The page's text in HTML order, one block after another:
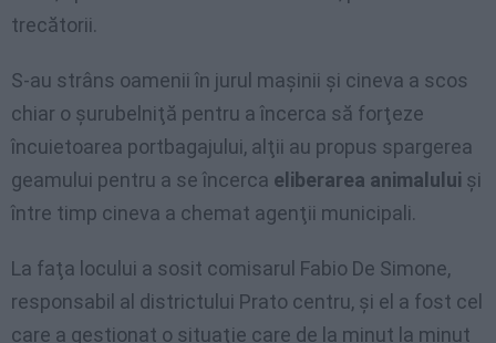
trecătorii.
S-au strâns oamenii în jurul maşinii şi cineva a scos
chiar o şurubelniţă pentru a încerca să forţeze
încuietoarea portbagajului, alţii au propus spargerea
geamului pentru a se încerca eliberarea animalului şi
între timp cineva a chemat agenţii municipali.
La faţa locului a sosit comisarul Fabio De Simone,
responsabil al districtului Prato centru, şi el a fost cel
care a gestionat o situaţie care de la minut la minut